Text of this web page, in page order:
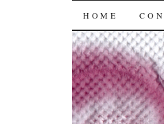
SKIP
TO
CONTENT
HOME